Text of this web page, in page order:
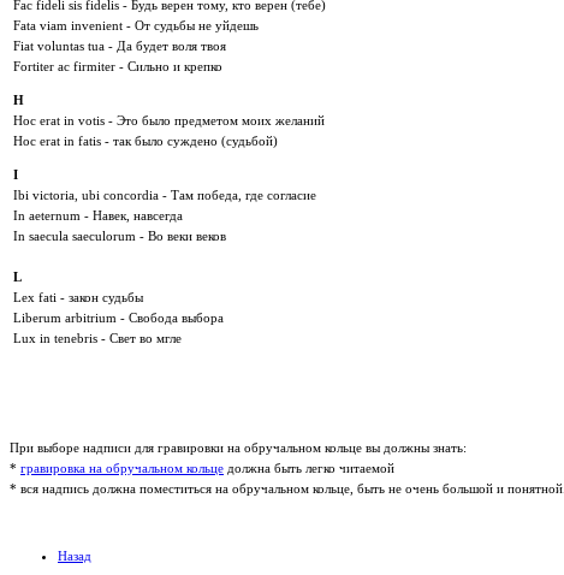
Fac fideli sis fidelis - Будь верен тому, кто верен (тебе)
Fata viam invenient - От судьбы не уйдешь
Fiat voluntas tua - Да будет воля твоя
Fortiter ac firmiter - Сильно и крепко
H
Hoc erat in votis - Это было предметом моих желаний
Hoc erat in fatis - так было суждено (судьбой)
I
Ibi victoria, ubi concordia - Там победа, где согласие
In aeternum - Навек, навсегда
In saecula saeculorum - Во веки веков
L
Lex fati - закон судьбы
Liberum arbitrium - Свобода выбора
Lux in tenebris - Свет во мгле
При выборе надписи для гравировки на обручальном кольце вы должны знать:
* гравировка на обручальном кольце должна быть легко читаемой
* вся надпись должна поместиться на обручальном кольце, быть не очень большой и понятной.
Назад